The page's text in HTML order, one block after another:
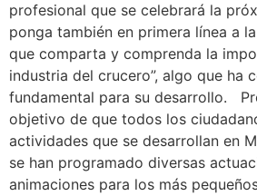
profesional que se celebrará la
ponga también en primera línea a
que comparta y comprenda la
industria del crucero”, algo que ha
fundamental para su desarrollo.
objetivo de que todos los
actividades que se desarrollan en
se han programado diversas
animaciones para los más